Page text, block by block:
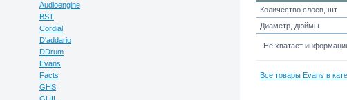
Audioengine
BST
Cordial
D'addario
DDrum
Evans
Facts
GHS
Количество слоев, шт
Диаметр, дюймы
Не хватает
Все товары Evans в